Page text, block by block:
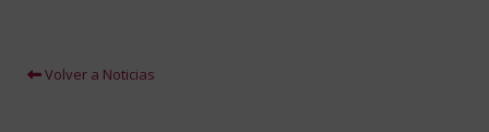
Volver a Noticias